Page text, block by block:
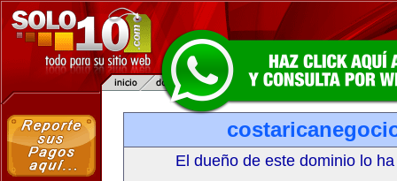
El dueño de este dominio lo